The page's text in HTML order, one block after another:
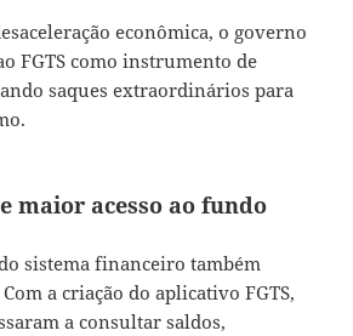
econômica, o governo
FGTS como instrumento de
saques extraordinários para
maior acesso ao fundo
sistema financeiro também
a criação do aplicativo FGTS,
a consultar saldos,